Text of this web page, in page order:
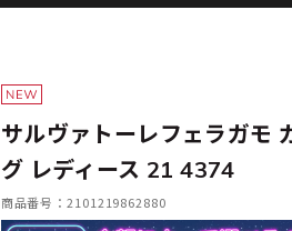
サルヴァトーレフェラガモ
グ レディース 21 4374
商品番号：2101219862880